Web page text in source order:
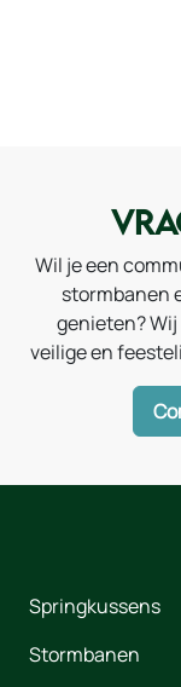
Wil je een
stormbanen
genieten?
veilige en
Springkussens
Stormbanen